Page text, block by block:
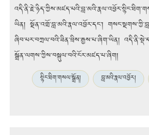
ཡིན། སྔོན་འགྲོ་བླ་མའི་རྣལ་འབྱོར་དང་།
ཞིབ་པར་བཀྲལ་བའི་ཟིན་བྲིས་རྒྱས་པ་ཞིག་ཡིན།
སྒྲོན་ལགས་ཀྱིས་བསྐུལ་བའི་ངོར་མཛད་པ་ཞིག།
སྙིང་ཐིག་གསལ་སྒྲོན། བླ་མའི་རྣལ་འབྱོར།